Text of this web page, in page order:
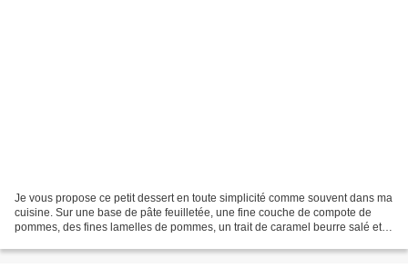
Je vous propose ce petit dessert en toute simplicité comme souvent dans ma
cuisine. Sur une base de pâte feuilletée, une fine couche de compote de
pommes, des fines lamelles de pommes, un trait de caramel beurre salé et le